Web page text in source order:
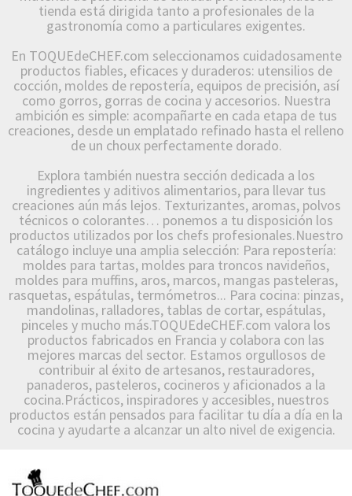
tienda está dirigida tanto a profesionales de la
gastronomía como a particulares exigentes.
En TOQUEdeCHEF.com seleccionamos cuidadosamente
productos fiables, eficaces y duraderos: utensilios de
cocción, moldes de repostería, equipos de precisión, así
como gorros, gorras de cocina y accesorios. Nuestra
ambición es simple: acompañarte en cada etapa de tus
creaciones, desde un emplatado refinado hasta el relleno
de un choux perfectamente dorado.
Explora también nuestra sección dedicada a los
ingredientes y aditivos alimentarios, para llevar tus
creaciones aún más lejos. Texturizantes, aromas, polvos
técnicos o colorantes… ponemos a tu disposición los
productos utilizados por los chefs profesionales.Nuestro
catálogo incluye una amplia selección: Para repostería:
moldes para tartas, moldes para troncos navideños,
moldes para muffins, aros, marcos, mangas pasteleras,
rasquetas, espátulas, termómetros... Para cocina: pinzas,
mandolinas, ralladores, tablas de cortar, espátulas,
pinceles y mucho más.TOQUEdeCHEF.com valora los
productos fabricados en Francia y colabora con las
mejores marcas del sector. Estamos orgullosos de
contribuir al éxito de artesanos, restauradores,
panaderos, pasteleros, cocineros y aficionados a la
cocina.Prácticos, inspiradores y accesibles, nuestros
productos están pensados para facilitar tu día a día en la
cocina y ayudarte a alcanzar un alto nivel de exigencia.